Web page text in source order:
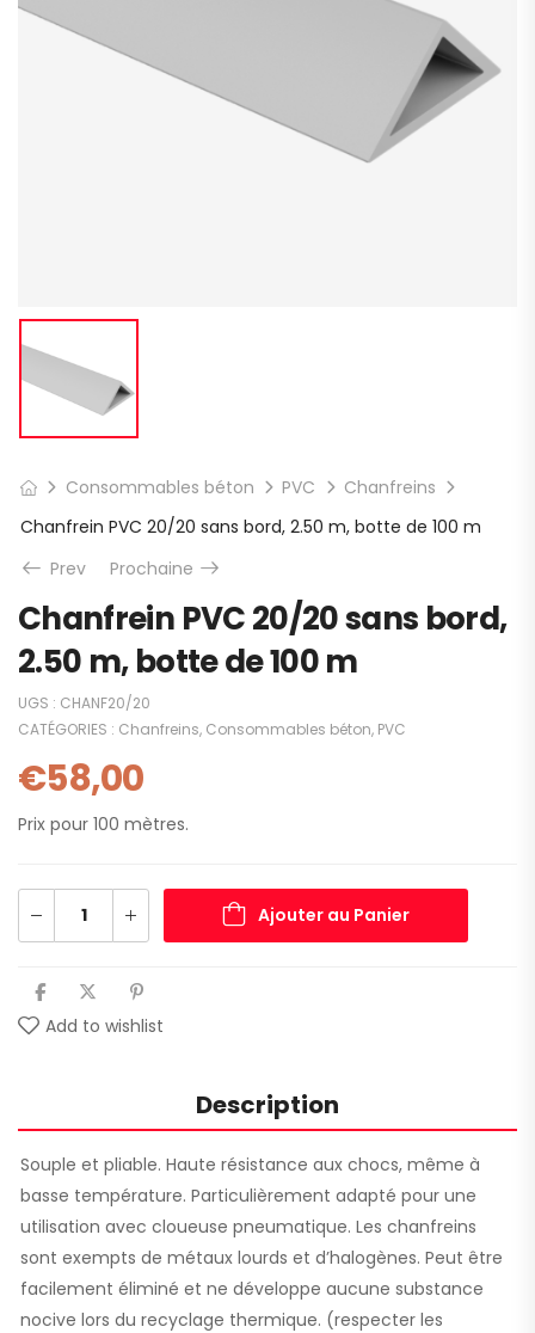
Consommables béton PVC
Chanfreins
Chanfrein PVC 20/20 sans bord, 2.50 m, botte de 100 m
Prev
Prochaine
Chanfrein PVC 20/20 sans bord,
2.50 m, botte de 100 m
UGS : CHANF20/20
CATÉGORIES : Chanfreins, Consommables béton, PVC
€58,00
Prix pour 100 mètres.
Ajouter au Panier
Add to wishlist
Description
Souple et pliable. Haute résistance aux chocs, même à
basse température. Particulièrement adapté pour une
utilisation avec cloueuse pneumatique. Les chanfreins
sont exempts de métaux lourds et d’halogènes. Peut être
facilement éliminé et ne développe aucune substance
nocive lors du recyclage thermique. (respecter les